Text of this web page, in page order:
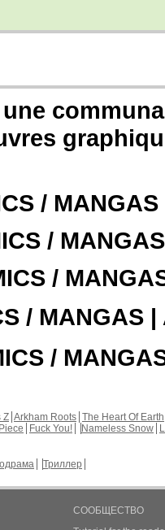
/
/
/
/ MANGAS |
/
Z Arkham Roots The Heart Of Earth
Fuck You! Nameless Snow
Триллер
СООБЩЕСТВО